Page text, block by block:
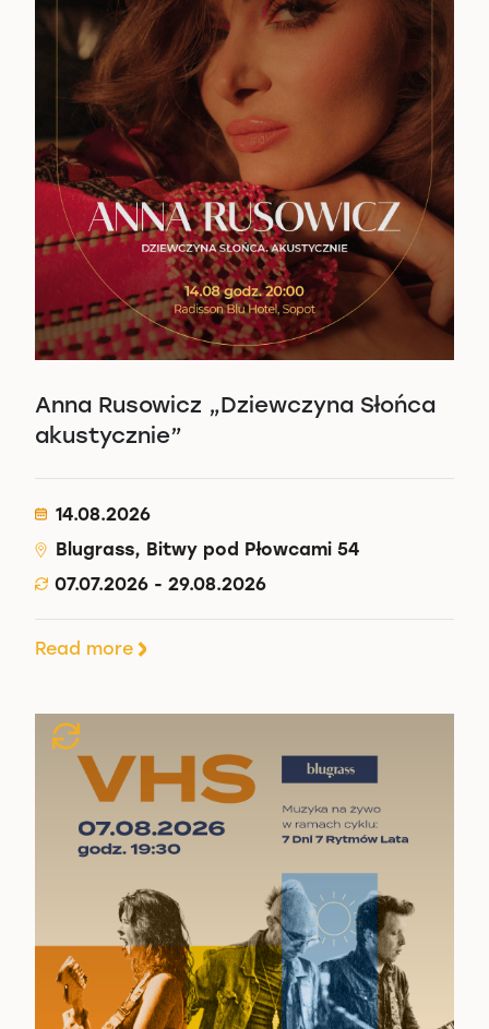
Anna Rusowicz „Dziewczyna Słońca
akustycznie”
14.08.2026
Blugrass, Bitwy pod Płowcami 54
07.07.2026 - 29.08.2026
Read more